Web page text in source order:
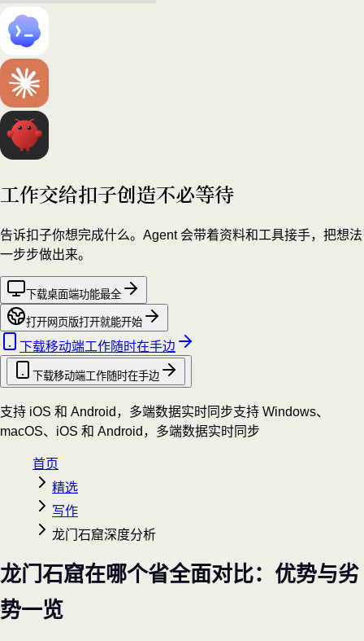
工作交给扣子创造不必等待
告诉扣子你想完成什么。Agent 会带着资料和工具接手，把想法
一步步做出来。
下载桌面端功能最全
打开网页版打开就能开始
下载移动端工作随时在手边
下载移动端工作随时在手边
支持 iOS 和 Android，多端数据实时同步支持 Windows、
macOS、iOS 和 Android，多端数据实时同步
首页
精选
写作
龙门石窟深度分析
龙门石窟在哪个省全面对比：优势与劣
势一览